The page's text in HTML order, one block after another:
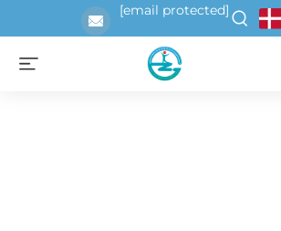
[email protected]